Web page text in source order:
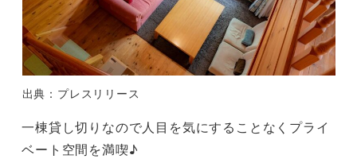
出典：プレスリリース
一棟貸し切りなので人目を気にすることなくプライ
ベート空間を満喫♪